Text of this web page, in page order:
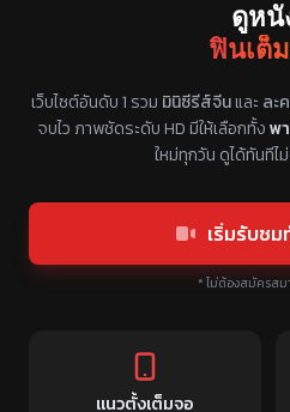
ดูหนั
ฟินเต็
แหล่งรวมซีรี่ย์จีนแนวตั้ง พากย์ไ
เว็บไซต์อันดับ 1 รวม มินิซีรีส์จีนและ ละ
จบไว ภาพชัดระดับ HD มีให้เลือกทั้งพ
ใหม่ทุกวัน ดูได้ทันทีไ
เริ่มรับช
* ไม่ต้องสมัครส
แนวตั้งเต็มจอ